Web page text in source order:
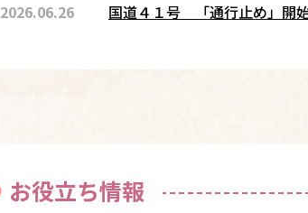
2026.06.26 国道４１号 「通行止め」開
お役立ち情報